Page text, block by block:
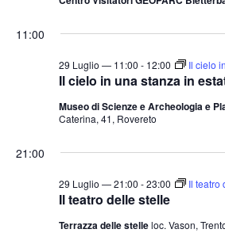
11:00
Il cielo in una stanza in
29 Luglio — 11:00 - 12:00 Il cielo
Museo di Scienze e Archeologia e
Caterina, 41, Rovereto
21:00
Il teatro delle stelle
29 Luglio — 21:00 -23:00 Il teatro
Terrazza delle stelleloc. Vason,